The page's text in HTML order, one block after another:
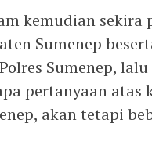
kemudian sekira
Sumenep
Sumenep,
pertanyaan
akan tetapi